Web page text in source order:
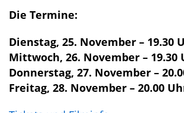
Die Termine:
Dienstag, 25. November – 19.30
Mittwoch, 26. November – 19.30
Donnerstag, 27. November –
Freitag, 28. November – 20.00